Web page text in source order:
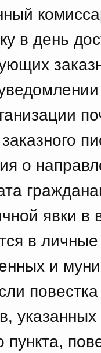
в день
о
явки
в
и
пункта,